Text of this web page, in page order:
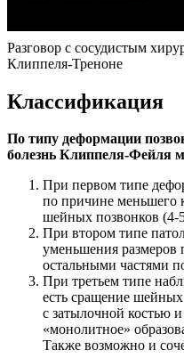
Разговор с сосудистым
Клиппеля-Треноне
Классификация
По типу деформации
болезнь Клиппеля-Фейля
При первом типе
по причине меньшего
шейных позвонков (4-
При втором типе
уменьшения размеров
остальными частями
При третьем типе
есть сращение
с затылочной костью
«монолитное»
Также возможно и